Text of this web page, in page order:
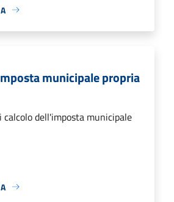
municipale propria
calcolo dell'imposta municipale